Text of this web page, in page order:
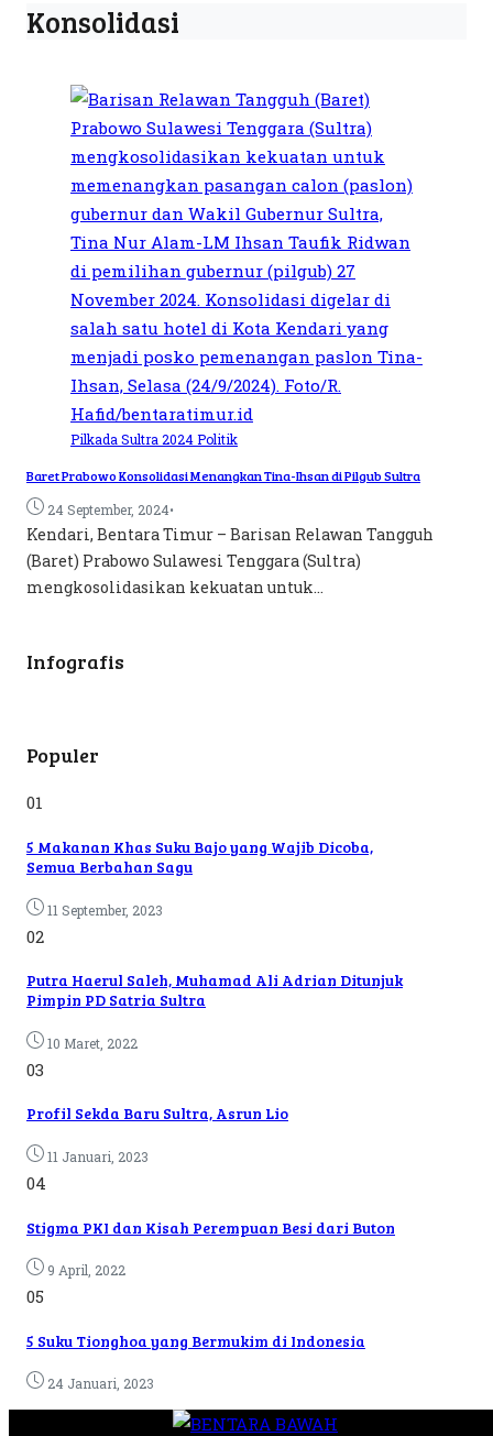
Konsolidasi
Pilkada Sultra 2024Politik
Baret Prabowo Konsolidasi Menangkan Tina-Ihsan di Pilgub Sultra
24 September, 2024•
Kendari, Bentara Timur – Barisan Relawan Tangguh
(Baret) Prabowo Sulawesi Tenggara (Sultra)
mengkosolidasikan kekuatan untuk...
Infografis
Populer
01
5 Makanan Khas Suku Bajo yang Wajib Dicoba,
Semua Berbahan Sagu
11 September, 2023
02
Putra Haerul Saleh, Muhamad Ali Adrian Ditunjuk
Pimpin PD Satria Sultra
10 Maret, 2022
03
Profil Sekda Baru Sultra, Asrun Lio
11 Januari, 2023
04
Stigma PKI dan Kisah Perempuan Besi dari Buton
9 April, 2022
05
5 Suku Tionghoa yang Bermukim di Indonesia
24 Januari, 2023